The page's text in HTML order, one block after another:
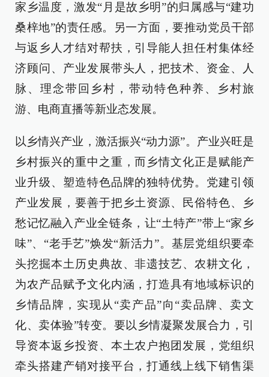
家乡温度，激发“月是故乡明”的归属感与“建功
桑梓地”的责任感。另一方面，要推动党员干部
与返乡人才结对帮扶，引导能人担任村集体经
济顾问、产业发展带头人，把技术、资金、人
脉、理念带回乡村，带动特色种养、乡村旅
游、电商直播等新业态发展。
以乡情兴产业，激活振兴“动力源”。产业兴旺是
乡村振兴的重中之重，而乡情文化正是赋能产
业升级、塑造特色品牌的独特优势。党建引领
产业发展，要善于把乡土资源、民俗特色、乡
愁记忆融入产业全链条，让“土特产”带上“家乡
味”、“老手艺”焕发“新活力”。基层党组织要牵
头挖掘本土历史典故、非遗技艺、农耕文化，
为农产品赋予文化内涵，打造具有地域标识的
乡情品牌，实现从“卖产品”向“卖品牌、卖文
化、卖体验”转变。要以乡情凝聚发展合力，引
导资本返乡投资、本土农户抱团发展，党组织
牵头搭建产销对接平台，打通线上线下销售渠